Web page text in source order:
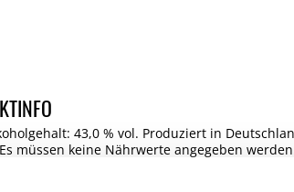
43,0 % vol. Produziert in
müssen keine Nährwerte angegeben
Brennerei Ziegler, Hauptstraße 26,